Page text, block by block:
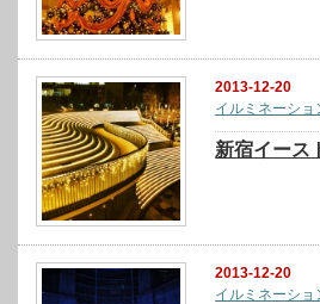
2013-12-20
イルミネーショ
新宿イース
2013-12-20
イルミネーショ